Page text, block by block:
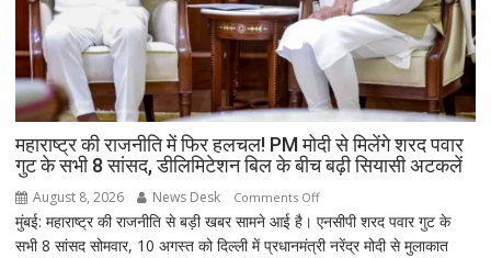
महाराष्ट्र की राजनीति में फिर हलचल! PM मोदी से मिलेंगे शरद पवार
गुट के सभी 8 सांसद, डीलिमिटेशन बिल के बीच बढ़ी सियासी अटकलें
August 8, 2026 News Desk Comments Offon
महाराष्ट्र
की
मुंबई: महाराष्ट्र की राजनीति से बड़ी खबर सामने आई है। एनसीपी शरद पवार गुट के
सभी 8 सांसद सोमवार, 10 अगस्त को दिल्ली में प्रधानमंत्री नरेंद्र मोदी से मुलाकात